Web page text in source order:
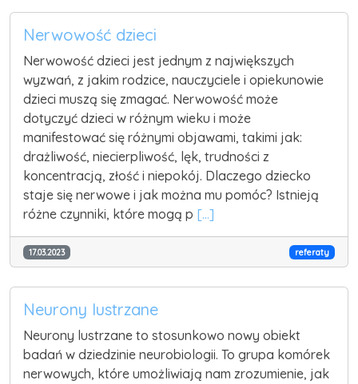
Nerwowość dzieci
Nerwowość dzieci jest jednym z największych
wyzwań, z jakim rodzice, nauczyciele i opiekunowie
dzieci muszą się zmagać. Nerwowość może
dotyczyć dzieci w różnym wieku i może
manifestować się różnymi objawami, takimi jak:
drażliwość, niecierpliwość, lęk, trudności z
koncentracją, złość i niepokój. Dlaczego dziecko
staje się nerwowe i jak można mu pomóc? Istnieją
różne czynniki, które mogą p [...]
17.03.2023 referaty
Neurony lustrzane
Neurony lustrzane to stosunkowo nowy obiekt
badań w dziedzinie neurobiologii. To grupa komórek
nerwowych, które umożliwiają nam zrozumienie, jak